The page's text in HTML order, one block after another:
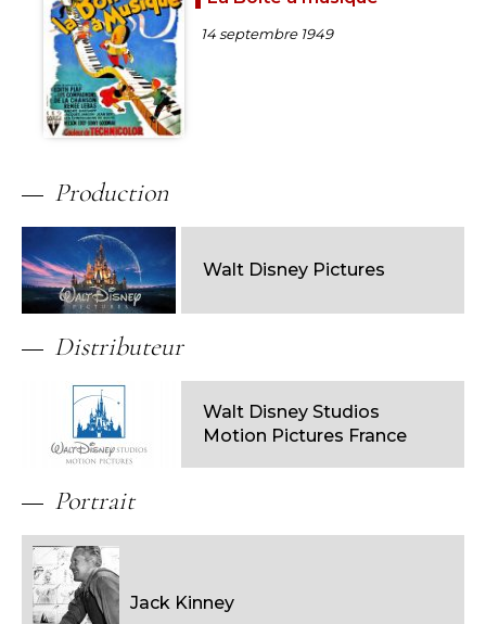
14 septembre 1949
Production
Walt Disney Pictures
Distributeur
Walt Disney Studios
Motion Pictures France
Portrait
Jack Kinney